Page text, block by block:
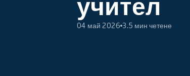
Онлайн резервации
04 май 2026 3.5 мин четене